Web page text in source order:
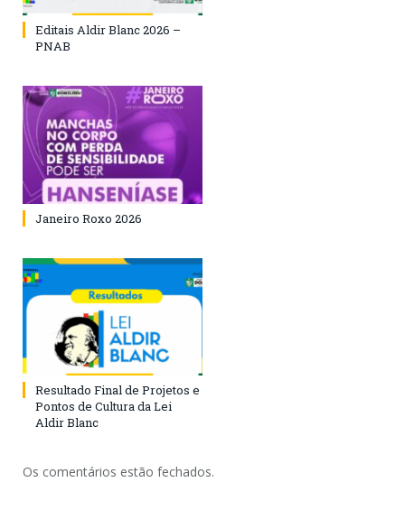
Editais Aldir Blanc 2026 –
PNAB
Janeiro Roxo 2026
Resultado Final de Projetos e
Pontos de Cultura da Lei
Aldir Blanc
Os comentários estão fechados.